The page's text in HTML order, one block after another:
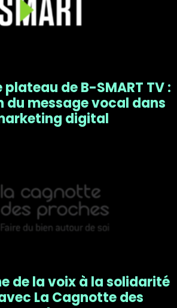
de B-SMART TV :
du message vocal dans
digital
de la voix à la solidarité
La Cagnotte des